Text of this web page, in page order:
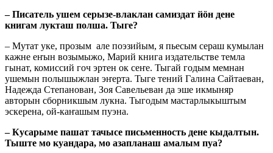
– Писатель ушем серызе-влаклан самиздат йӧн дене
книгам лукташ полша. Тыге?
– Мутат уке, прозым але поэзийым, я пьесым сераш кумылан
кажне еҥын возымыжо, Марий книга издательстве темла
гынат, комиссий гоч эртен ок сеҥе. Тыгай годым мемнан
ушемын полышыжлан эҥерта. Тыге тений Галина Сайтаеван,
Надежда Степанован, Зоя Савельеван да эше икмыняр
авторын сборникшым лукна. Тыгодым мастарлыкыштым
эскерена, ой-каҥашым пуэна.
– Кусарыме пашат тачысе письменность дене кыдалтын.
Тыште мо куандара, мо азапланаш амалым пуа?